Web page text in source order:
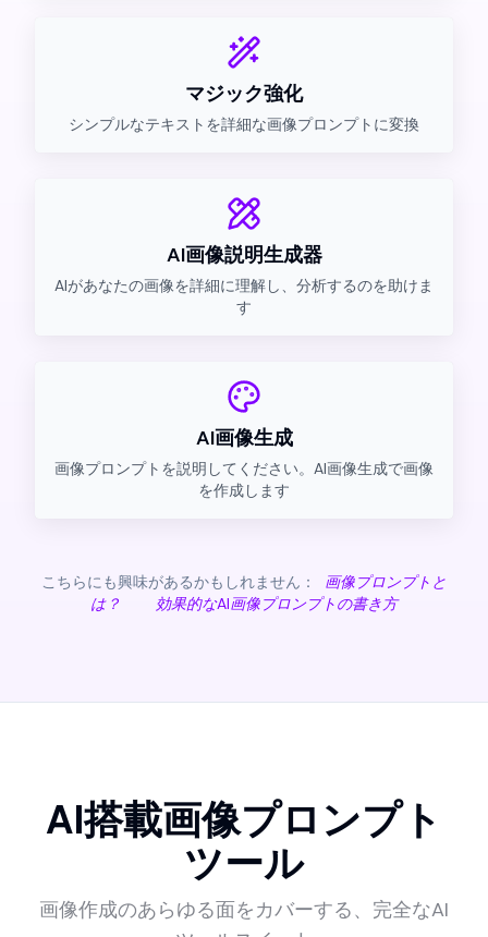
マジック強化
シンプルなテキストを詳細な画像プロンプトに変換
AI画像説明生成器
AIがあなたの画像を詳細に理解し、分析するのを助けま
す
AI画像生成
画像プロンプトを説明してください。AI画像生成で画像
を作成します
こちらにも興味があるかもしれません：
画像プロンプトと
は？
効果的なAI画像プロンプトの書き方
AI搭載画像プロンプト
ツール
画像作成のあらゆる面をカバーする、完全なAI